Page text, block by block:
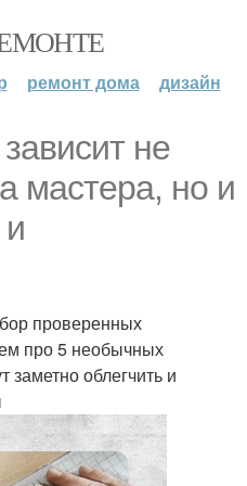
ремонт дома дизайн
не
мастера, но и
проверенных
про 5 необычных
заметно облегчить и